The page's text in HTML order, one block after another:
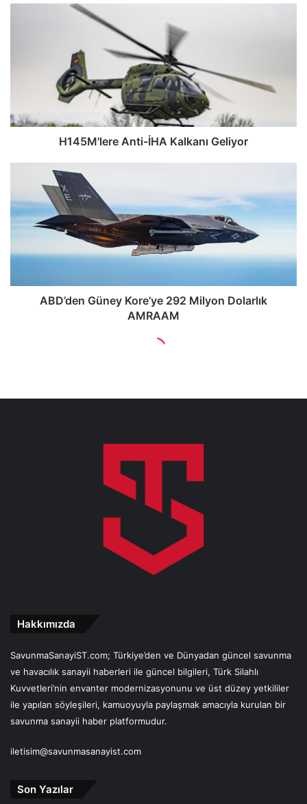
Hakkımızda
SavunmaSanayiST.com; Türkiye’den ve Dünyadan güncel savunma
ve havacılık sanayii haberleri ile güncel bilgileri, Türk Silahlı
Kuvvetleri’nin envanter modernizasyonunu ve üst düzey yetkililer
ile yapılan söyleşileri, kamuoyuyla paylaşmak amacıyla kurulan bir
savunma sanayii haber platformudur.
iletisim@savunmasanayist.com
Son Yazılar